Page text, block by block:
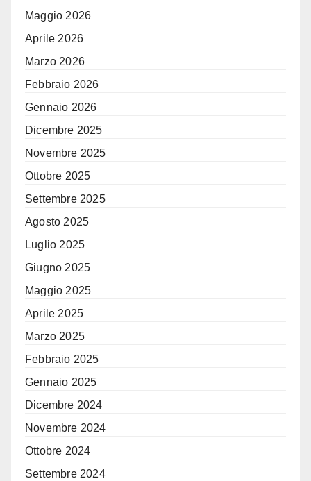
Maggio 2026
Aprile 2026
Marzo 2026
Febbraio 2026
Gennaio 2026
Dicembre 2025
Novembre 2025
Ottobre 2025
Settembre 2025
Agosto 2025
Luglio 2025
Giugno 2025
Maggio 2025
Aprile 2025
Marzo 2025
Febbraio 2025
Gennaio 2025
Dicembre 2024
Novembre 2024
Ottobre 2024
Settembre 2024